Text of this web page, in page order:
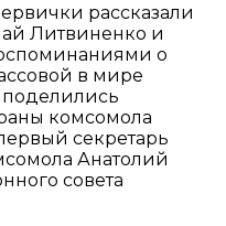
рассказали
Литвиненко и
о
в мире
комсомола
секретарь
Анатолий
совета